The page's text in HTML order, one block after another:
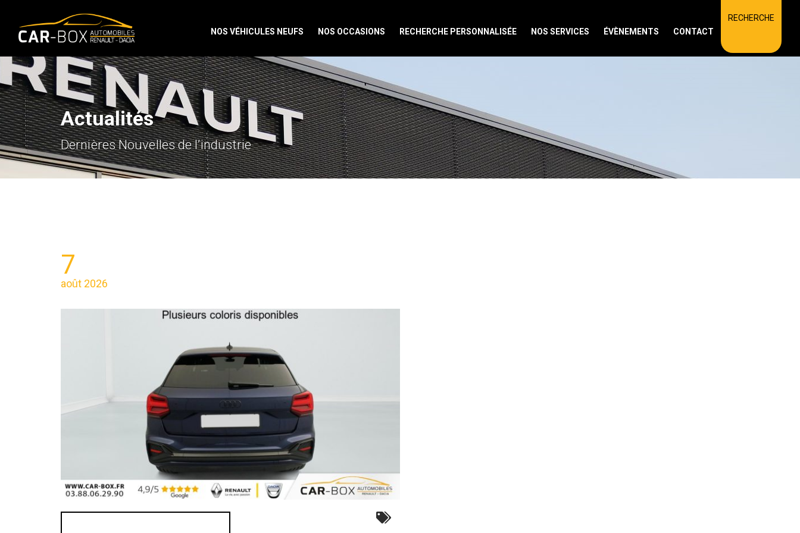
NOS VÉHICULES NEUFS NOS OCCASIONS RECHERCHE PERSONNALISÉE NOS SERVICES ÉVÈNEMENTS CONTACT
RECHERCHE
Actualités
Dernières Nouvelles de l’industrie
7
août 2026